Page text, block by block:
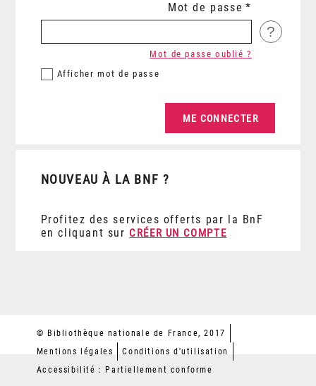
Mot de passe
?
Afficher mot de passe
Mot de passe oublié ?
NOUVEAU À LA BNF ?
Profitez des services offerts par la BnF
en cliquant sur CRÉER UN COMPTE
© Bibliothèque nationale de France, 2017
Mentions légales
Conditions d'utilisation
Accessibilité : Partiellement conforme